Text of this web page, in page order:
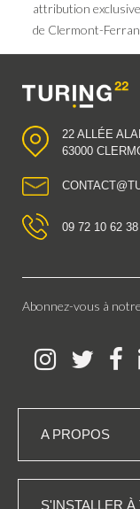
attribution
de Clermont-
22 ALLÉE
63000
09 72 10 62 38
Abonnez-vous à
A PROPOS
S'INSTALLER